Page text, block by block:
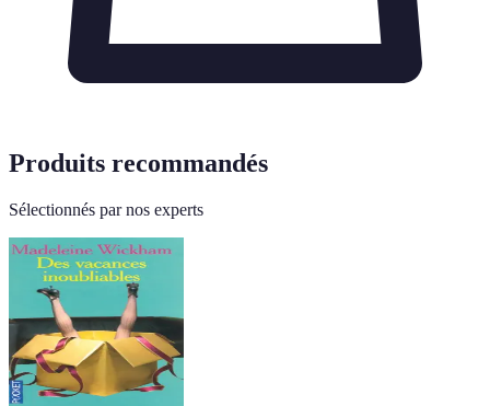
Produits recommandés
Sélectionnés par nos experts